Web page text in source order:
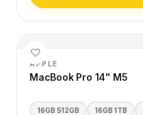
APPLE
MacBook Pro 14" M5
16GB 512GB 16GB 1TB